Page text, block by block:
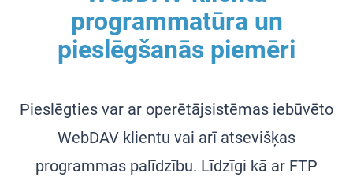
programmatūra un
pieslēgšanās piemēri
Pieslēgties var ar operētājsistēmas iebūvēto
WebDAV klientu vai arī atsevišķas
programmas palīdzību. Līdzīgi kā ar FTP